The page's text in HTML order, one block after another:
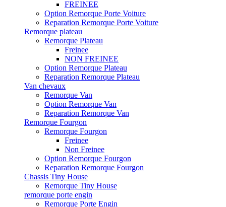
FREINEE
Option Remorque Porte Voiture
Reparation Remorque Porte Voiture
Remorque plateau
Remorque Plateau
Freinee
NON FREINEE
Option Remorque Plateau
Reparation Remorque Plateau
Van chevaux
Remorque Van
Option Remorque Van
Reparation Remorque Van
Remorque Fourgon
Remorque Fourgon
Freinee
Non Freinee
Option Remorque Fourgon
Reparation Remorque Fourgon
Chassis Tiny House
Remorque Tiny House
remorque porte engin
Remorque Porte Engin